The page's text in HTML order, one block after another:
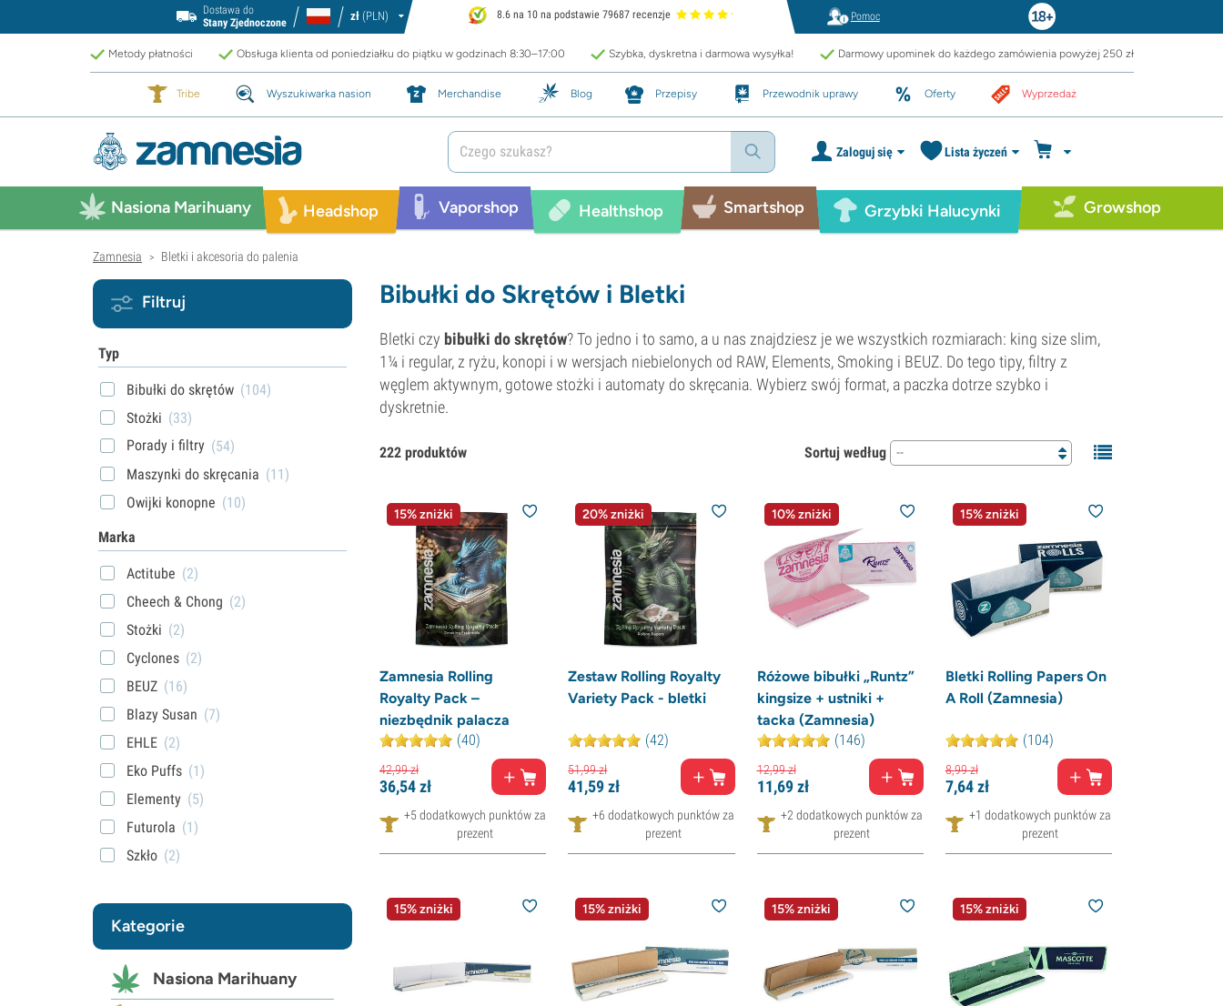
Dostawa do
Stany Zjednoczone
zł (PLN) 8.6 na 10 na podstawie 79687 recenzje Pomoc
Metody płatności Obsługa klienta od poniedziałku do piątku w godzinach 8:30–17:00 Szybka, dyskretna i darmowa wysyłka! Darmowy upominek do każdego zamówienia powyżej 250 zł
Tribe Wyszukiwarka nasion Merchandise Blog Przepisy Przewodnik uprawy Oferty Wyprzedaż
Zaloguj się Lista życzeń
Nasiona Marihuany Headshop Vaporshop Healthshop Smartshop Grzybki Halucynki Growshop
Zamnesia > Bletki i akcesoria do palenia
Bibułki do Skrętów i Bletki
Bletki czy bibułki do skrętów? To jedno i to samo, a u nas znajdziesz je we wszystkich rozmiarach: king size slim,
1¼ i regular, z ryżu, konopi i w wersjach niebielonych od RAW, Elements, Smoking i BEUZ. Do tego tipy, filtry z
węglem aktywnym, gotowe stożki i automaty do skręcania. Wybierz swój format, a paczka dotrze szybko i
dyskretnie.
222 produktów Sortuj według --
15% zniżki
Zamnesia Rolling
Royalty Pack –
niezbędnik palacza
(40)
42,99zł
36,54zł
+5 dodatkowych punktów za
prezent
20% zniżki
Zestaw Rolling Royalty
Variety Pack - bletki
(42)
51,99zł
41,59zł
+6 dodatkowych punktów za
prezent
10% zniżki
Różowe bibułki „Runtz”
kingsize + ustniki +
tacka (Zamnesia)
(146)
12,99zł
11,69zł
+2 dodatkowych punktów za
prezent
15% zniżki
Bletki Rolling Papers On
A Roll (Zamnesia)
(104)
8,99zł
7,64zł
+1 dodatkowych punktów za
prezent
15% zniżki 15% zniżki 15% zniżki 15% zniżki
Filtruj
Typ
Bibułki do skrętów (104)
Stożki (33)
Porady i filtry (54)
Maszynki do skręcania (11)
Owijki konopne (10)
Marka
Actitube (2)
Cheech & Chong (2)
Stożki (2)
Cyclones (2)
BEUZ (16)
Blazy Susan (7)
EHLE (2)
Eko Puffs (1)
Elementy (5)
Futurola (1)
Szkło (2)
Greengo
G-Rollz
(4)
Hemparillo (1)
Kategorie
Nasiona Marihuany